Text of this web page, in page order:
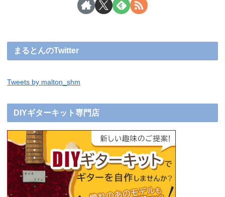
まるとんのTwitter
Tweets by malton_shm
DIYギターキット専門店